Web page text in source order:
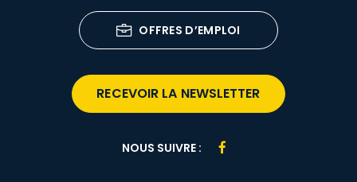
OFFRES D’EMPLOI
RECEVOIR LA NEWSLETTER
NOUS SUIVRE :